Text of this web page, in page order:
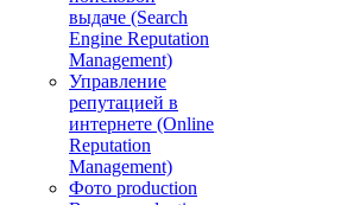
выдаче (Search
Engine Reputation
Management)
Управление
репутацией в
интернете (Online
Reputation
Management)
Фото production